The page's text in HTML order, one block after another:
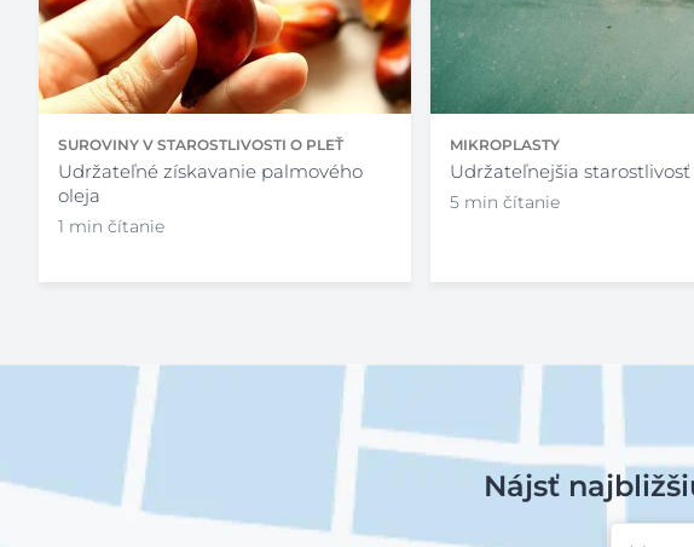
SUROVINY V STAROSTLIVOSTI O PLEŤ
Udržateľné získavanie palmového
oleja
1 min čítanie
MIKROPLASTY
Udržateľnejšia
5 min čítanie
Nájsť